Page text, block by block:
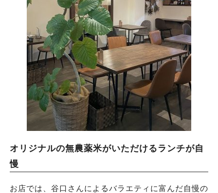
オリジナルの無農薬米がいただけるランチが自
慢
お店では、谷口さんによるバラエティに富んだ自慢の